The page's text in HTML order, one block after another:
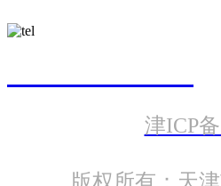
津ICP